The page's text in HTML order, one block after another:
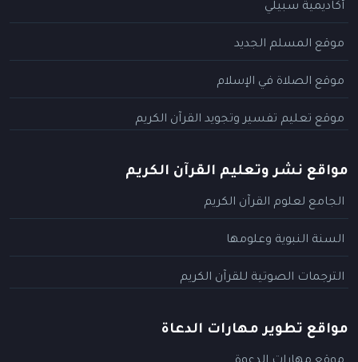
أكاديمية سبيلي
موقع المسلم الجديد
موقع الصلاة في الإسلام
موقع تعليم تفسير وتجويد القرآن الكريم
مواقع نشر وتعليم القرآن الكريم
الجامع لعلوم القرآن الكريم
السنة النبوية وعلومها
الترجمات الصوتية للقرآن الكريم
مواقع تطوير مهارات الدعاة